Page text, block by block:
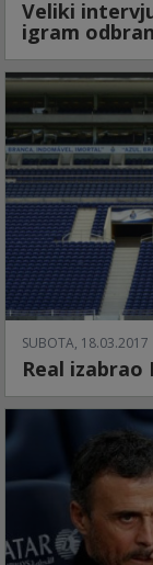
Veliki
igram
SUBOTA,
Real izabrao